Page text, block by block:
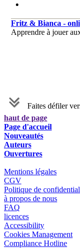
Fritz & Bianca -
Apprendre à jouer
Faites défiler
haut de page
Page d'accueil
Nouveautés
Auteurs
Ouvertures
Mentions légales
CGV
Politique de
à propos de nous
FAQ
licences
Accessibility
Cookies Management
Compliance Hotline